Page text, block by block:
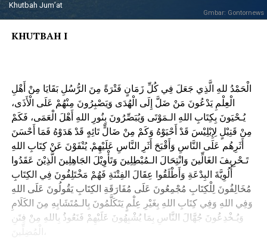
Khutbah Jum’at
Gmbar: Gontornews
KHUTBAH I
الْحَمْدُ للهِ الَّذِي جَعَلَ فِي كُلِّ زَمَانٍ فَتْرَةً مِنَ الرُّسُلِ بَقَايَا مِنْ أَهْلِ
الْعِلْمِ يَدْعُونَ مَنْ ضَلَّ إِلَى الْهُدَى وَيَصْبِرُونَ مِنْهُمْ عَلَى الْأَذَى،
يُـحْيَونَ بِكِتَابِ اللهِ الـمَوْتَى وَيُبَصِّرُونَ بِنُورِ اللهِ أَهْلَ الْعَمَى، فَكَمْ
مِنْ قَتِيْلٍ لِإِبْلِيْسَ قَدْ أَحْيَوْهُ وَكَمْ مِنْ ضَالٍّ تَائِهٍ قَدْ هَدَوْهُ فَمَا أَحْسَنَ
أَثَرِهُم عَلَى النَّاسِ وَأَقْبَحَ أَثَرِ النَّاسِ عَلَيْهِمْ. يُنْفَوْنَ عَنْ كِتَابِ اللهِ
تَـحْرِيفَ الغَالِّينَ وَانْتِحَالَ الـمُبْطِلِينَ وَتَأْوِيْلَ الجَاهِلِينَ الَّذِيْنَ عَقَدُوا
أُلُوِيَّةَ البِدْعَةِ وَأَطْلَقُوا عِقَالَ الفِتْنَةِ فَهُمْ مَخْتَلِفُونَ فِي الكِتَابِ
مُخَالِفُونَ لِلْكِتَابِ مُجْمِعُونَ عَلَى مُفَارَقَةِ الكِتَابِ يَقُولُونَ عَلَى اللهِ
وَفِي اللهِ وَفِي كِتَابِ اللهِ بِغَيْرِ عِلْمٍ يَتَكَلَّمُونَ بِالـمُتَشَابِهِ مِنَ الكَلَامِ
وَيُـخْدِعُونَ جُهَّالَ النَّاسِ بِمَا يُشْبِهُونَ عَلَيْهِمْ فَنَعُوذُ بِاللهِ مِنْ فِتَنِ